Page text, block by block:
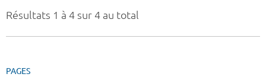
Résultats 1 à 4 sur 4 au total
PAGES